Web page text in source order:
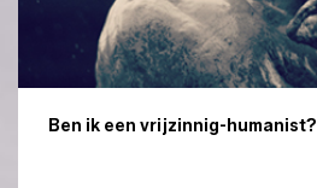
Ben ik een vrijzinnig-humanist?